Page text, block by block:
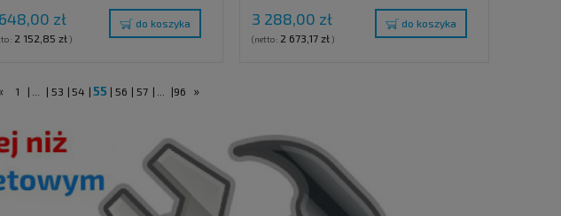
zł
2 152,85 zł)
do koszyka 3 288,00 zł
(netto: 2 673,17 zł)
do koszyka
1 | | 53 | 54 | 55 | 56 | 57 | |96 »